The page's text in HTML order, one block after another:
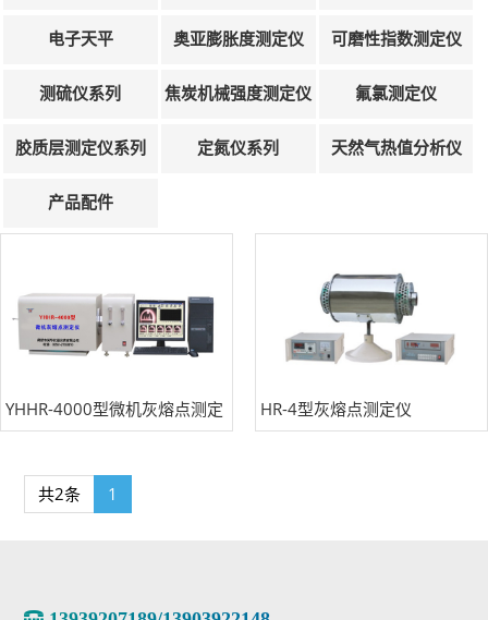
电子天平 奥亚膨胀度测定仪 可磨性指数测定仪
测硫仪系列 焦炭机械强度测定仪 氟氯测定仪
胶质层测定仪系列 定氮仪系列 天然气热值分析仪
产品配件
YHHR-4000型微机灰熔点测定
HR-4型灰熔点测定仪
共2条 1